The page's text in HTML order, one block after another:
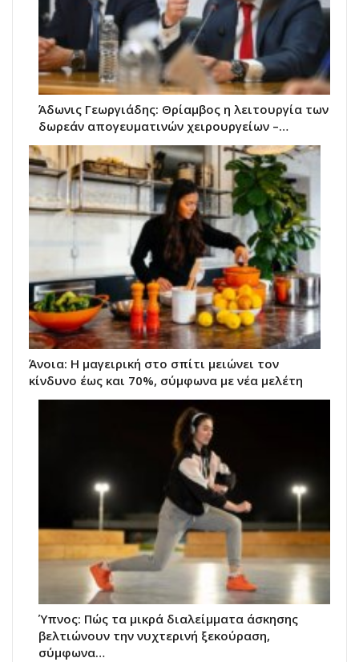
Άδωνις Γεωργιάδης: Θρίαμβος η λειτουργία των
δωρεάν απογευματινών χειρουργείων –…
Άνοια: Η μαγειρική στο σπίτι μειώνει τον
κίνδυνο έως και 70%, σύμφωνα με νέα μελέτη
Ύπνος: Πώς τα μικρά διαλείμματα άσκησης
βελτιώνουν την νυχτερινή ξεκούραση,
σύμφωνα…